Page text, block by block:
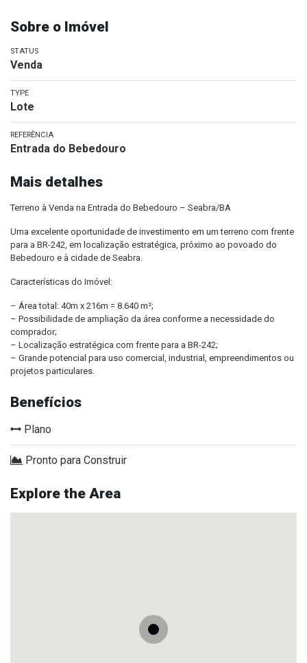
Sobre o Imóvel
STATUS
Venda
TYPE
Lote
REFERÊNCIA
Entrada do Bebedouro
Mais detalhes
Terreno à Venda na Entrada do Bebedouro – Seabra/BA
Uma excelente oportunidade de investimento em um terreno com frente
para a BR-242, em localização estratégica, próximo ao povoado do
Bebedouro e à cidade de Seabra.
Características do Imóvel:
– Área total: 40m x 216m = 8.640 m²;
– Possibilidade de ampliação da área conforme a necessidade do
comprador;
– Localização estratégica com frente para a BR-242;
– Grande potencial para uso comercial, industrial, empreendimentos ou
projetos particulares.
Benefícios
Plano
Pronto para Construir
Explore the Area